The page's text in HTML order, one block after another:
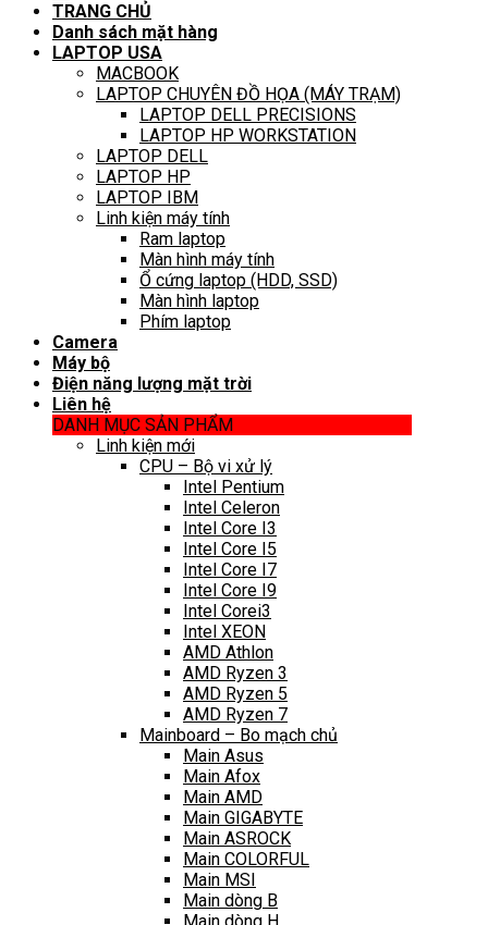
TRANG CHỦ
Danh sách mặt hàng
LAPTOP USA
MACBOOK
LAPTOP CHUYÊN ĐỒ HỌA (MÁY TRẠM)
LAPTOP DELL PRECISIONS
LAPTOP HP WORKSTATION
LAPTOP DELL
LAPTOP HP
LAPTOP IBM
Linh kiện máy tính
Ram laptop
Màn hình máy tính
Ổ cứng laptop (HDD, SSD)
Màn hình laptop
Phím laptop
Camera
Máy bộ
Điện năng lượng mặt trời
Liên hệ
DANH MỤC SẢN PHẨM
Linh kiện mới
CPU – Bộ vi xử lý
Intel Pentium
Intel Celeron
Intel Core I3
Intel Core I5
Intel Core I7
Intel Core I9
Intel Corei3
Intel XEON
AMD Athlon
AMD Ryzen 3
AMD Ryzen 5
AMD Ryzen 7
Mainboard – Bo mạch chủ
Main Asus
Main Afox
Main AMD
Main GIGABYTE
Main ASROCK
Main COLORFUL
Main MSI
Main dòng B